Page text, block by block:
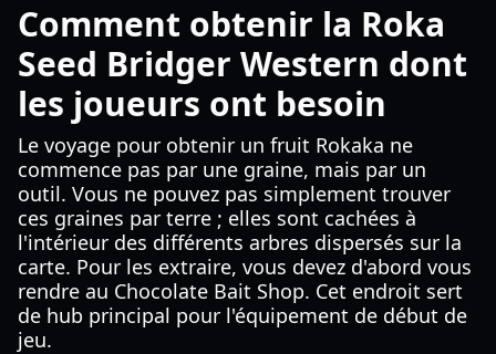
Comment obtenir la Roka
Seed Bridger Western dont
les joueurs ont besoin
Le voyage pour obtenir un fruit Rokaka ne
commence pas par une graine, mais par un
outil. Vous ne pouvez pas simplement trouver
ces graines par terre ; elles sont cachées à
l'intérieur des différents arbres dispersés sur la
carte. Pour les extraire, vous devez d'abord vous
rendre au Chocolate Bait Shop. Cet endroit sert
de hub principal pour l'équipement de début de
jeu.